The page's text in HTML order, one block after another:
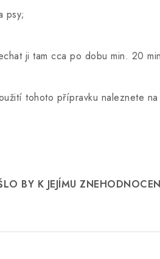
psy;
ji tam cca po dobu min. 20
tohoto přípravku naleznete
BY K JEJÍMU